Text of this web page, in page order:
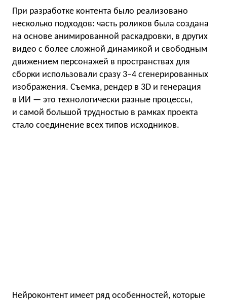
При разработке контента было реализовано
несколько подходов: часть роликов была создана
на основе анимированной раскадровки, в других
видео с более сложной динамикой и свободным
движением персонажей в пространствах для
сборки использовали сразу 3−4 сгенерированных
изображения. Съемка, рендер в 3D и генерация
в ИИ — это технологически разные процессы,
и самой большой трудностью в рамках проекта
стало соединение всех типов исходников.
Нейроконтент имеет ряд особенностей, которые